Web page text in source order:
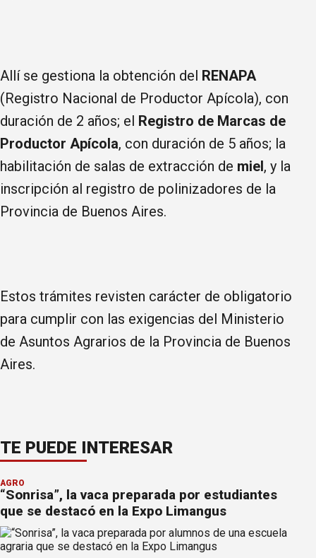
Allí se gestiona la obtención del RENAPA
(Registro Nacional de Productor Apícola), con
duración de 2 años; el Registro de Marcas de
Productor Apícola, con duración de 5 años; la
habilitación de salas de extracción de miel, y la
inscripción al registro de polinizadores de la
Provincia de Buenos Aires.
Estos trámites revisten carácter de obligatorio
para cumplir con las exigencias del Ministerio
de Asuntos Agrarios de la Provincia de Buenos
Aires.
TE PUEDE INTERESAR
AGRO
“Sonrisa”, la vaca preparada por estudiantes
que se destacó en la Expo Limangus